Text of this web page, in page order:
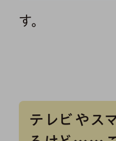
す。
テレビやス